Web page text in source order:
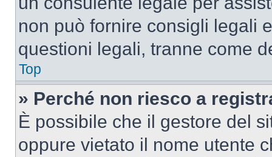
non può fornire consigli legali
questioni legali, tranne come
Top
» Perché non riesco a
È possibile che il gestore del
oppure vietato il nome utente